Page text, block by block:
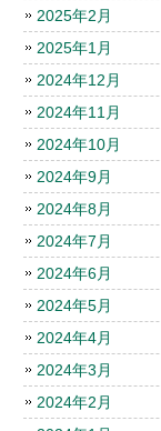
2025年2月
2025年1月
2024年12月
2024年11月
2024年10月
2024年9月
2024年8月
2024年7月
2024年6月
2024年5月
2024年4月
2024年3月
2024年2月